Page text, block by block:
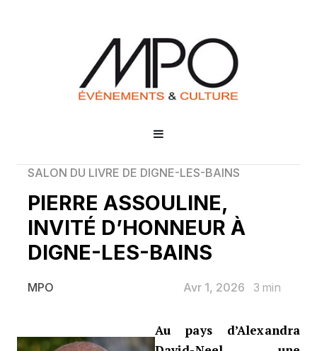
SALON DU LIVRE DE DIGNE-LES-BAINS
PIERRE ASSOULINE,
INVITÉ D’HONNEUR À
DIGNE-LES-BAINS
MPO Avr 1, 2026 3 min
PIERRE ASSOULINE, INVITÉ
Au pays d’Alexandra